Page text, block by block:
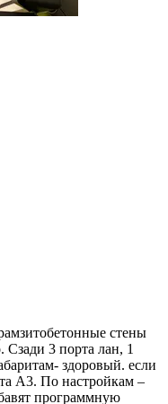
стены
Сзади 3 порта лан, 1
здоровый. если
А3. По настройкам –
программную